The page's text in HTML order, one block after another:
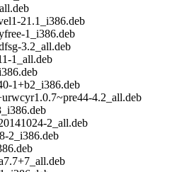
21.1_i386.deb
1_i386.deb
3.2_all.deb
1_all.deb
1+b2_i386.deb
4.2_all.deb
2_all.deb
2_i386.deb